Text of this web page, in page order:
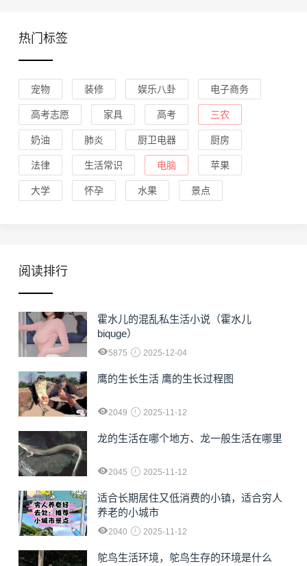
热门标签
宠物 装修 娱乐八卦 电子商务
高考志愿 家具 高考 三农
奶油 肺炎 厨卫电器 厨房
法律 生活常识 电脑 苹果
大学 怀孕 水果 景点
阅读排行
霍水儿的混乱私生活小说（霍水儿
biquge）
5875 2025-12-04
鹰的生长生活 鹰的生长过程图
2049 2025-11-12
龙的生活在哪个地方、龙一般生活在哪里
2045 2025-11-12
适合长期居住又低消费的小镇，适合穷人
养老的小城市
2040 2025-11-12
鸵鸟生活环境，鸵鸟生存的环境是什么